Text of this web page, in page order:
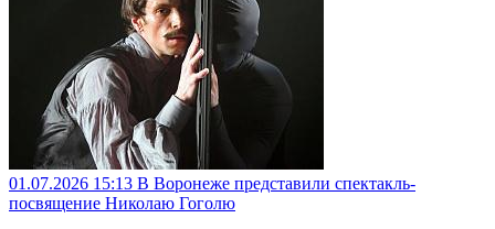
01.07.2026 15:13 В Воронеже представили спектакль-
посвящение Николаю Гоголю